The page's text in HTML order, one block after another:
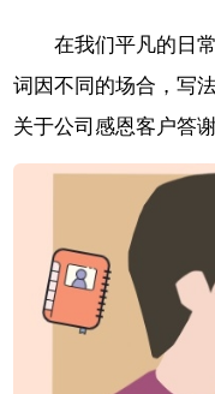
在我们平凡的日
词因不同的场合，写
关于公司感恩客户答